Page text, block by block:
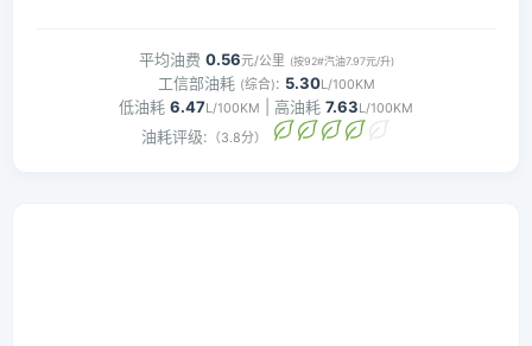
平均油费 0.56元/公里 (按92#汽油7.97元/升)
工信部油耗 (综合): 5.30L/100KM
低油耗 6.47L/100KM | 高油耗 7.63L/100KM
油耗评级: （3.8分）